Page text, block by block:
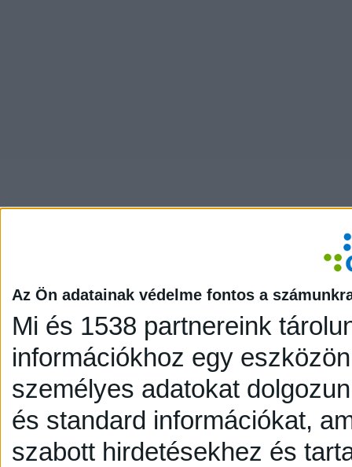
Az Ön adatainak védelme fontos a
Mi és 1538 partnereink
információkhoz egy
személyes adatokat
és standard információkat,
szabott hirdetésekhez és